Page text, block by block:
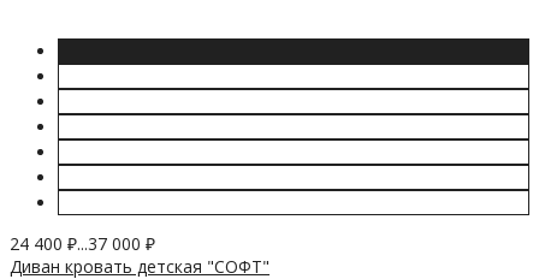
24 400 ₽...37 000 ₽
Диван кровать детская "СОФТ"